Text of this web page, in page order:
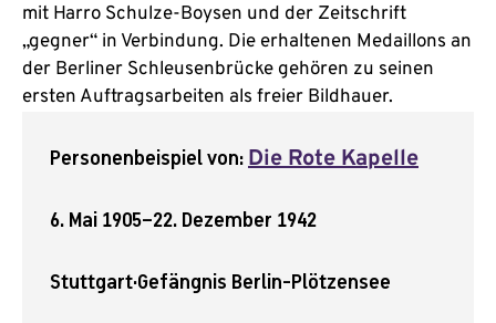
mit Harro Schulze-Boysen und der Zeitschrift
„gegner“ in Verbindung. Die erhaltenen Medaillons an
der Berliner Schleusenbrücke gehören zu seinen
ersten Auftragsarbeiten als freier Bildhauer.
Personenbeispiel von:Die Rote Kapelle
6. Mai 1905–22. Dezember 1942
Stuttgart·Gefängnis Berlin-Plötzensee